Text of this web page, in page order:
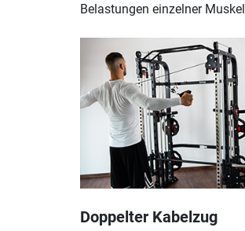
Belastungen einzelner
Doppelter Kabelzug